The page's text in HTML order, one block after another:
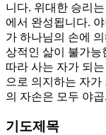
니다. 위대한 승리
에서 완성됩니다.
가 하나님의 손에
상적인 삶이 불가능
따라 사는 자가 되
으로 의지하는 자
의 자손은 모두 야
기도제목